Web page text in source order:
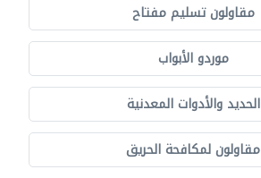
مقاولون تسليم مفتاح
موردو الأبواب
الحديد والأدوات المعدنية
مقاولون لمكافحة الحريق